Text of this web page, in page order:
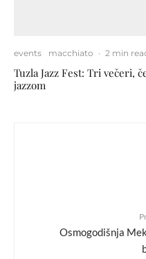
events macchiato · 2 min
Tuzla Jazz Fest: Tri večeri,
jazzom
Osmogodišnja